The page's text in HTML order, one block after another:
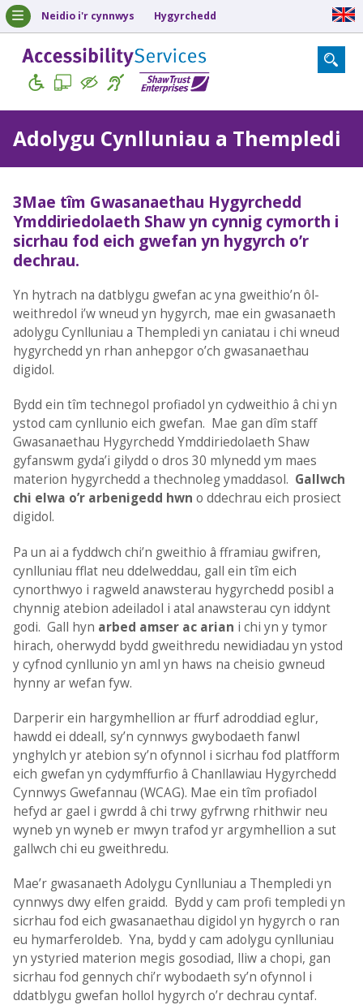
Neidio i'r cynnwys Hygyrchedd
Adolygu Cynlluniau a Thempledi
3Mae tîm Gwasanaethau Hygyrchedd
Ymddiriedolaeth Shaw yn cynnig cymorth i
sicrhau fod eich gwefan yn hygyrch o’r
dechrau.
Yn hytrach na datblygu gwefan ac yna gweithio’n ôl-
weithredol i’w wneud yn hygyrch, mae ein gwasanaeth
adolygu Cynlluniau a Thempledi yn caniatau i chi wneud
hygyrchedd yn rhan anhepgor o’ch gwasanaethau
digidol.
Bydd ein tîm technegol profiadol yn cydweithio â chi yn
ystod cam cynllunio eich gwefan. Mae gan dîm staff
Gwasanaethau Hygyrchedd Ymddiriedolaeth Shaw
gyfanswm gyda’i gilydd o dros 30 mlynedd ym maes
materion hygyrchedd a thechnoleg ymaddasol. Gallwch
chi elwa o’r arbenigedd hwn o ddechrau eich prosiect
digidol.
Pa un ai a fyddwch chi’n gweithio â fframiau gwifren,
cynlluniau fflat neu ddelweddau, gall ein tîm eich
cynorthwyo i ragweld anawsterau hygyrchedd posibl a
chynnig atebion adeiladol i atal anawsterau cyn iddynt
godi. Gall hyn arbed amser ac arian i chi yn y tymor
hirach, oherwydd bydd gweithredu newidiadau yn ystod
y cyfnod cynllunio yn aml yn haws na cheisio gwneud
hynny ar wefan fyw.
Darperir ein hargymhellion ar ffurf adroddiad eglur,
hawdd ei ddeall, sy’n cynnwys gwybodaeth fanwl
ynghylch yr atebion sy’n ofynnol i sicrhau fod platfform
eich gwefan yn cydymffurfio â Chanllawiau Hygyrchedd
Cynnwys Gwefannau (WCAG). Mae ein tîm profiadol
hefyd ar gael i gwrdd â chi trwy gyfrwng rhithwir neu
wyneb yn wyneb er mwyn trafod yr argymhellion a sut
gallwch chi eu gweithredu.
Mae’r gwasanaeth Adolygu Cynlluniau a Thempledi yn
cynnwys dwy elfen graidd. Bydd y cam profi templedi yn
sicrhau fod eich gwasanaethau digidol yn hygyrch o ran
eu hymarferoldeb. Yna, bydd y cam adolygu cynlluniau
yn ystyried materion megis gosodiad, lliw a chopi, gan
sicrhau fod gennych chi’r wybodaeth sy’n ofynnol i
ddatblygu gwefan hollol hygyrch o’r dechrau cyntaf.